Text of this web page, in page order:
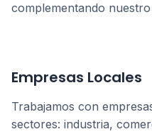
complementando
Empresas Locales
Trabajamos con
sectores: industria,